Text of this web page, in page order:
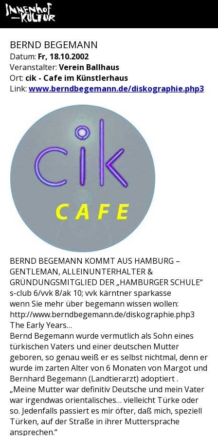
BERND BEGEMANN
Datum: Fr, 18.10.2002
Veranstalter: Verein Ballhaus
Ort: cik - Cafe im Künstlerhaus
Link: www.berndbegemann.de/diskographie.php3
BERND BEGEMANN KOMMT AUS HAMBURG –
GENTLEMAN, ALLEINUNTERHALTER &
GRÜNDUNGSMITGLIED DER „HAMBURGER SCHULE“
s-club 6/vvk 8/ak 10; vvk kärntner sparkasse
wenn Sie mehr über begemann wissen wollen:
http://www.berndbegemann.de/diskographie.php3
The Early Years…
Bernd Begemann wurde vermutlich als Sohn eines
türkischen Vaters und einer deutschen Mutter
geboren, so genau weiß er es selbst nichtmal, denn er
wurde im zarten Alter von 6 Monaten von Margot und
Bernhard Begemann (Landtierarzt) adoptiert .
„Meine Mutter war definitiv Deutsche und mein Vater
war irgendwas orientalisches… vielleicht Türke oder
so. Jedenfalls passiert es mir öfter, daß mich, speziell
Türken, auf der Straße in ihrer Muttersprache
ansprechen.“